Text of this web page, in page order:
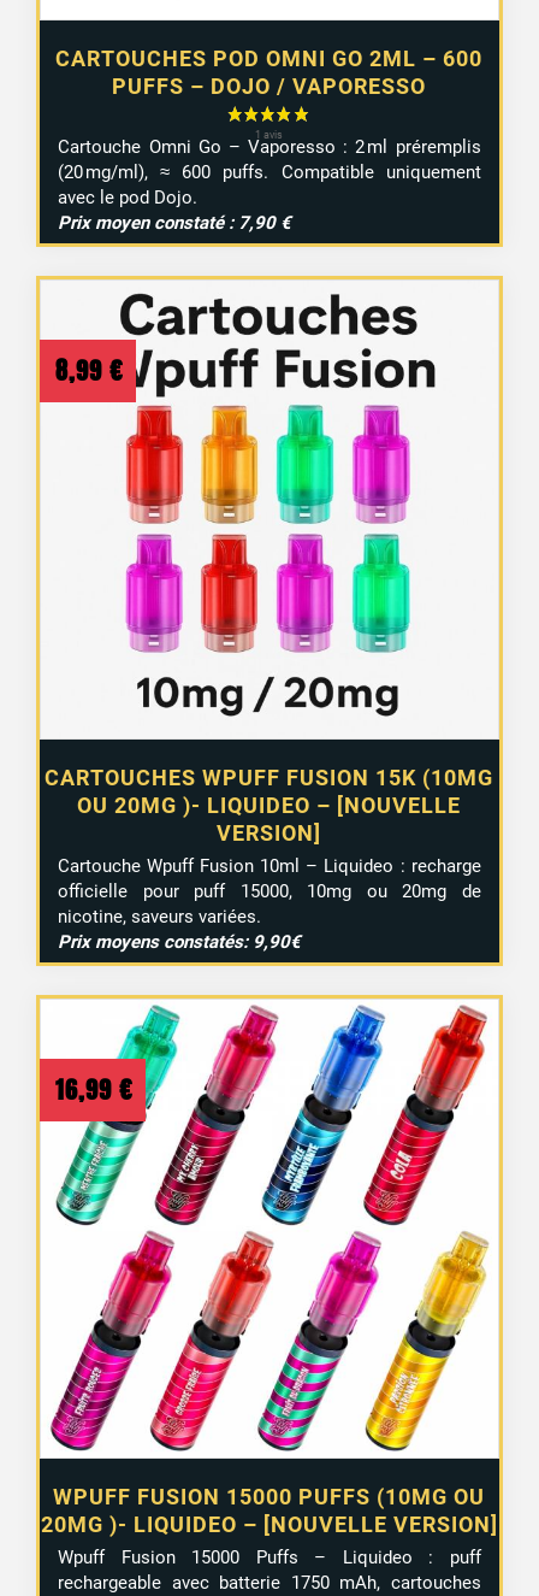
1 avis
CARTOUCHES POD OMNI GO 2ML – 600
PUFFS – DOJO / VAPORESSO
Cartouche Omni Go – Vaporesso : 2 ml préremplis
(20 mg/ml), ≈ 600 puffs. Compatible uniquement
avec le pod Dojo.
Prix moyen constaté : 7,90 €
CARTOUCHES WPUFF FUSION 15K (10MG
OU 20MG )- LIQUIDEO – [NOUVELLE
VERSION]
8,99 €
Cartouche Wpuff Fusion 10ml – Liquideo : recharge
officielle pour puff 15000, 10mg ou 20mg de
nicotine, saveurs variées.
Prix moyens constatés: 9,90€
WPUFF FUSION 15000 PUFFS (10MG OU
20MG )- LIQUIDEO – [NOUVELLE VERSION]
16,99 €
Wpuff Fusion 15000 Puffs – Liquideo : puff
rechargeable avec batterie 1750 mAh, cartouches